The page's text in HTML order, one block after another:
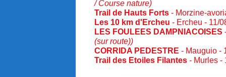
/ Course nature)
Trail de Hauts Forts - Morzine-
Les 10 km d'Ercheu - Ercheu - 11/
LES FOULEES DAMPNIACOISES
(sur route))
CORRIDA PEDESTRE - Mauguio -
Trail des Etoiles Filantes - Murles -